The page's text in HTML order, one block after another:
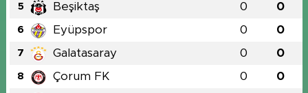
5 Beşiktaş 0 0
6 Eyüpspor 0 0
7 Galatasaray 0 0
8 Çorum FK 0 0